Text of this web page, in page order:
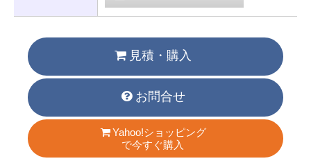
見積・購入
お問合せ
Yahoo!ショッピング
で今すぐ購入